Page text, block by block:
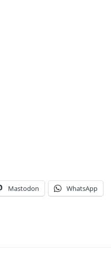
Mastodon WhatsApp